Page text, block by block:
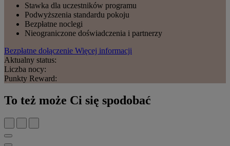
Stawka dla uczestników programu
Podwyższenia standardu pokoju
Bezpłatne noclegi
Nieograniczone doświadczenia i partnerzy
Bezpłatne dołączenie Więcej informacji
Aktualny status:
Liczba nocy:
Punkty Reward:
To też może Ci się spodobać